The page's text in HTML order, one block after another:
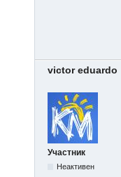
victor eduardo
Участник
Неактивен